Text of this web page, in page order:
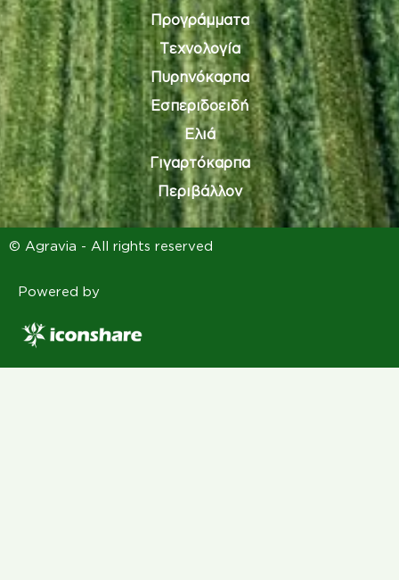
Προγράμματα
Τεχνολογία
Πυρηνόκαρπα
Εσπεριδοειδή
Ελιά
Γιγαρτόκαρπα
Περιβάλλον
© Agravia - All rights reserved
Powered by